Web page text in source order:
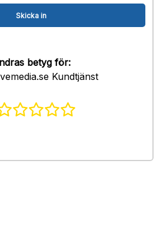
betyg för:
Kundtjänst